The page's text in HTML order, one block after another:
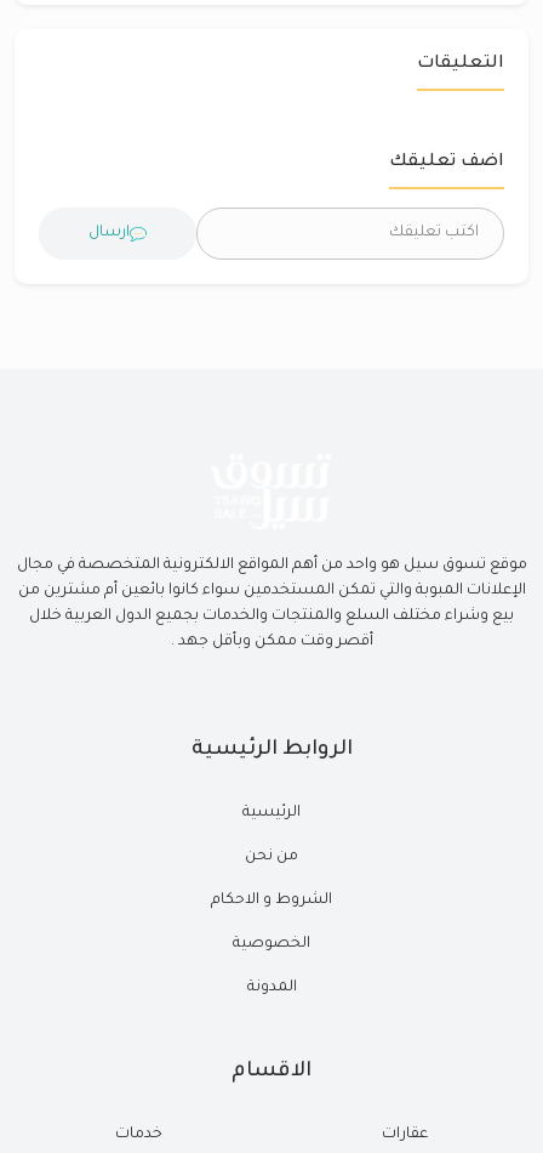
التعليقات
اضف تعليقك
ارسال
موقع تسوق سيل هو واحد من أهم المواقع الالكترونية المتخصصة في مجال
الإعلانات المبوبة والتي تمكن المستخدمين سواء كانوا بائعين أم مشترين من
بيع وشراء مختلف السلع والمنتجات والخدمات بجميع الدول العربية خلال
أقصر وقت ممكن وبأقل جهد .
الروابط الرئيسية
الرئيسية
من نحن
الشروط و الاحكام
الخصوصية
المدونة
الاقسام
عقارات خدمات